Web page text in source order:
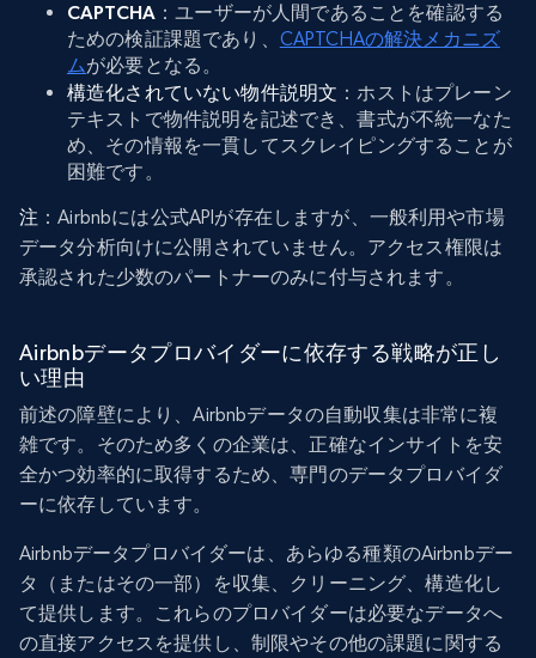
CAPTCHA ：ユーザーが人間であることを確認する
ための検証課題であり、 CAPTCHAの解決メカニズ
ムが必要となる。
構造化されていない物件説明文 ：ホストはプレーン
テキストで物件説明を記述でき、書式が不統一なた
め、その情報を一貫してスクレイピングすることが
困難です。
注 ：Airbnbには公式APIが存在しますが、一般利用や市場
データ分析向けに公開されていません。アクセス権限は
承認された少数のパートナーのみに付与されます。
Airbnbデータプロバイダーに依存する戦略が正し
い理由
前述の障壁により、Airbnbデータの自動収集は非常に複
雑です。そのため多くの企業は、正確なインサイトを安
全かつ効率的に取得するため、専門のデータプロバイダ
ーに依存しています。
Airbnbデータプロバイダーは、あらゆる種類のAirbnbデー
タ（またはその一部）を収集、クリーニング、構造化し
て提供します。これらのプロバイダーは必要なデータへ
の直接アクセスを提供し、制限やその他の課題に関する